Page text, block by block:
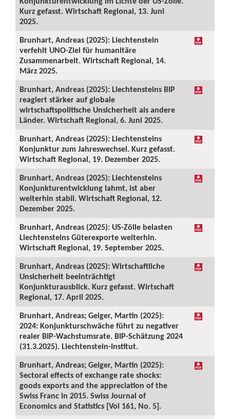
Kurz gefasst. Wirtschaft Regional, 13. Juni
2025.
Brunhart, Andreas (2025): Liechtenstein
verfehlt UNO-Ziel für humanitäre
Zusammenarbeit. Wirtschaft Regional, 14.
März 2025.
Brunhart, Andreas (2025): Liechtensteins BIP
reagiert stärker auf globale
wirtschaftspolitische Unsicherheit als andere
Länder. Wirtschaft Regional, 6. Juni 2025.
Brunhart, Andreas (2025): Liechtensteins
Konjunktur zum Jahreswechsel. Kurz gefasst.
Wirtschaft Regional, 19. Dezember 2025.
Brunhart, Andreas (2025): Liechtensteins
Konjunkturentwicklung lahmt, ist aber
weiterhin stabil. Wirtschaft Regional, 12.
Dezember 2025.
Brunhart, Andreas (2025): US-Zölle belasten
Liechtensteins Güterexporte weiterhin.
Wirtschaft Regional, 19. September 2025.
Brunhart, Andreas (2025): Wirtschaftliche
Unsicherheit beeinträchtigt
Konjunkturausblick. Kurz gefasst. Wirtschaft
Regional, 17. April 2025.
Brunhart, Andreas; Geiger, Martin (2025):
2024: Konjunkturschwäche führt zu negativer
realer BIP-Wachstumsrate. BIP-Schätzung 2024
(31.3.2025). Liechtenstein-Institut.
Brunhart, Andreas; Geiger, Martin (2025):
Sectoral effects of exchange rate shocks:
goods exports and the appreciation of the
Swiss Franc in 2015. Swiss Journal of
Economics and Statistics [Vol 161, No. 5].